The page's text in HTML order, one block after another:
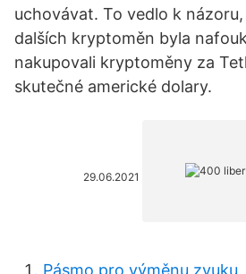
uchovávat. To vedlo k
dalších kryptoměn byla
nakupovali kryptoměny za
skutečné americké dolary.
29.06.2021
Pásmo pro výměnu zvuku